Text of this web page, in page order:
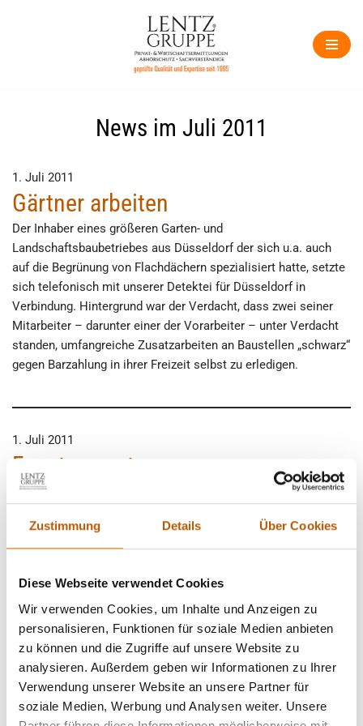
Zustimmung Details Über Cookies
Diese Webseite verwendet Cookies
Wir verwenden Cookies, um Inhalte und Anzeigen zu
personalisieren, Funktionen für soziale Medien anbieten
zu können und die Zugriffe auf unsere Website zu
analysieren. Außerdem geben wir Informationen zu Ihrer
Verwendung unserer Website an unsere Partner für
soziale Medien, Werbung und Analysen weiter. Unsere
News im Juli 2011
1. Juli 2011
Gärtner arbeiten
Der Inhaber eines größeren Garten- und
Landschaftsbaubetriebes aus Düsseldorf der sich u.a. auch
auf die Begrünung von Flachdächern spezialisiert hatte, setzte
sich telefonisch mit unserer Detektei für Düsseldorf in
Verbindung. Hintergrund war der Verdacht, dass zwei seiner
Mitarbeiter – darunter einer der Vorarbeiter – unter Verdacht
standen, umfangreiche Zusatzarbeiten an Baustellen „schwarz“
gegen Barzahlung in ihrer Freizeit selbst zu erledigen.
1. Juli 2011
Fenstermonteur
Der Geschäftsführer einer Glaserei und Fensterbaufirma mit
telefonisch. Nach eingehender Beratung durch einen unserer
versierten Mandantenbetreuer unserer Detektei München
1. Juli 2011
Autoverkäufer betreibt
schwunghaften PKW An-/ Verkauf